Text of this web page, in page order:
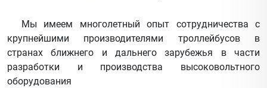
Мы имеем многолетный опыт сотрудничества с
крупнейшими производителями троллейбусов в
странах ближнего и дальнего зарубежья в части
разработки и производства высоковольтного
оборудования